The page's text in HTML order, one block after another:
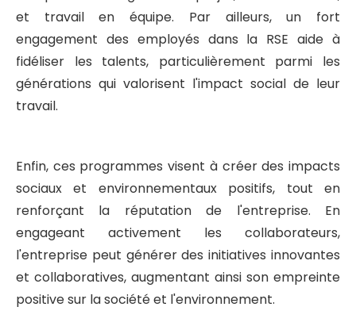
et travail en équipe. Par ailleurs, un fort
engagement des employés dans la RSE aide à
fidéliser les talents, particulièrement parmi les
générations qui valorisent l'impact social de leur
travail.
Enfin, ces programmes visent à créer des impacts
sociaux et environnementaux positifs, tout en
renforçant la réputation de l'entreprise. En
engageant activement les collaborateurs,
l'entreprise peut générer des initiatives innovantes
et collaboratives, augmentant ainsi son empreinte
positive sur la société et l'environnement.